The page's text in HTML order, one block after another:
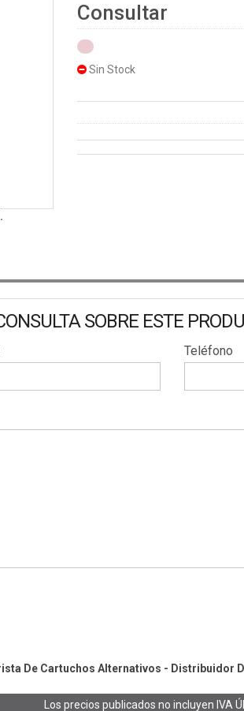
Consultar
Sin Stock
SOBRE ESTE
Teléfono
De Cartuchos Alternativos - Distribuidor
Los precios publicados no incluyen IVA